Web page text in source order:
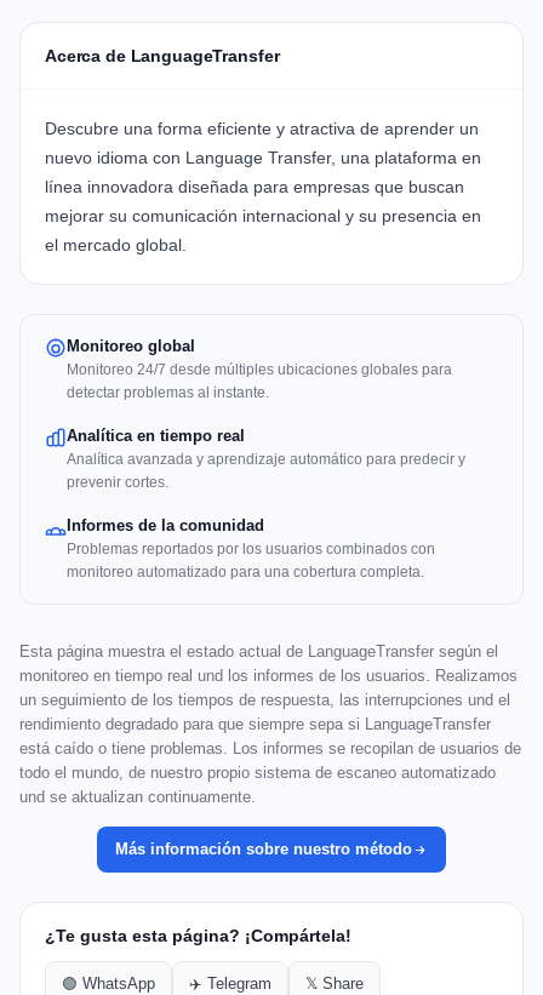
Acerca de LanguageTransfer
Descubre una forma eficiente y atractiva de aprender un
nuevo idioma con Language Transfer, una plataforma en
línea innovadora diseñada para empresas que buscan
mejorar su comunicación internacional y su presencia en
el mercado global.
Monitoreo global
Monitoreo 24/7 desde múltiples ubicaciones globales para
detectar problemas al instante.
Analítica en tiempo real
Analítica avanzada y aprendizaje automático para predecir y
prevenir cortes.
Informes de la comunidad
Problemas reportados por los usuarios combinados con
monitoreo automatizado para una cobertura completa.
Esta página muestra el estado actual de LanguageTransfer según el
monitoreo en tiempo real und los informes de los usuarios. Realizamos
un seguimiento de los tiempos de respuesta, las interrupciones und el
rendimiento degradado para que siempre sepa si LanguageTransfer
está caído o tiene problemas. Los informes se recopilan de usuarios de
todo el mundo, de nuestro propio sistema de escaneo automatizado
und se aktualizan continuamente.
Más información sobre nuestro método
¿Te gusta esta página? ¡Compártela!
🟢 WhatsApp ✈️ Telegram 𝕏 Share